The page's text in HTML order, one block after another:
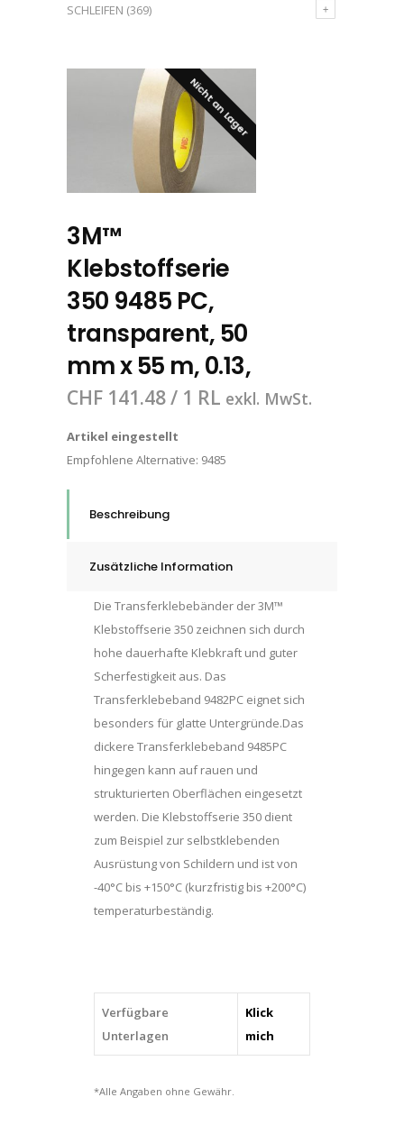
SCHLEIFEN (369)
Nicht an Lager
3M™
Klebstoffserie
350 9485 PC,
transparent, 50
mm x 55 m, 0.13,
CHF 141.48/ 1 RL exkl. MwSt.
Artikel eingestellt
Empfohlene Alternative: 9485
Beschreibung
Zusätzliche Information
Die Transferklebebänder der 3M™
Klebstoffserie 350 zeichnen sich durch
hohe dauerhafte Klebkraft und guter
Scherfestigkeit aus. Das
Transferklebeband 9482PC eignet sich
besonders für glatte Untergründe.Das
dickere Transferklebeband 9485PC
hingegen kann auf rauen und
strukturierten Oberflächen eingesetzt
werden. Die Klebstoffserie 350 dient
zum Beispiel zur selbstklebenden
Ausrüstung von Schildern und ist von
-40°C bis +150°C (kurzfristig bis +200°C)
temperaturbeständig.
Verfügbare
Unterlagen
Klick
mich
*Alle Angaben ohne Gewähr.